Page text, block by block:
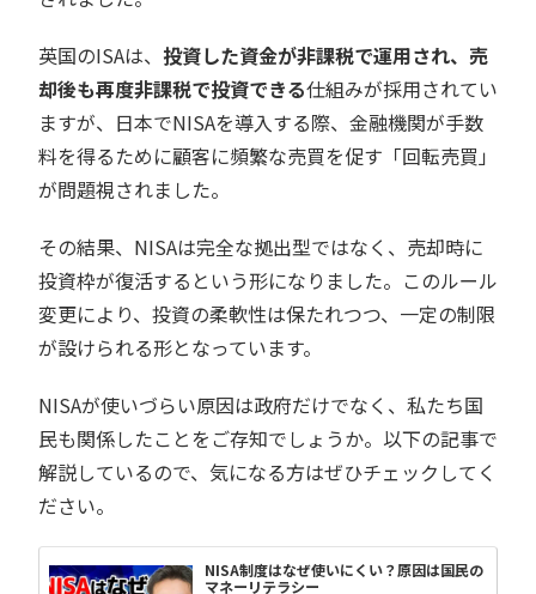
英国のISAは、 投資した資金が非課税で運用され、売
却後も再度非課税で投資できる仕組みが採用されてい
ますが、日本でNISAを導入する際、金融機関が手数
料を得るために顧客に頻繁な売買を促す「回転売買」
が問題視されました。
その結果、NISAは完全な拠出型ではなく、売却時に
投資枠が復活するという形になりました。このルール
変更により、投資の柔軟性は保たれつつ、一定の制限
が設けられる形となっています。
NISAが使いづらい原因は政府だけでなく、私たち国
民も関係したことをご存知でしょうか。以下の記事で
解説しているので、気になる方はぜひチェックしてく
ださい。
NISA制度はなぜ使いにくい？原因は国民の
マネーリテラシー